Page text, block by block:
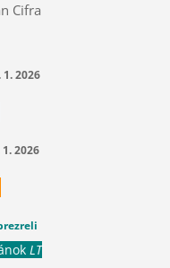
Cifra
2026
2026
LT